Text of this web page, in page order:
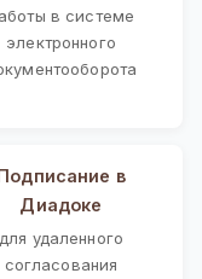
в системе
электронного
в
Диадоке
для удаленного
согласования